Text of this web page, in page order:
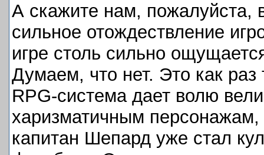
А скажите нам, пожалуйста,
сильное отождествление
игре столь сильно
Думаем, что нет. Это как
RPG-система дает волю
харизматичным
капитан Шепард уже стал